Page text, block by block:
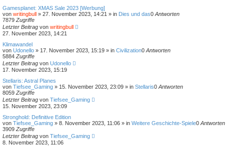
Gamesplanet: XMAS Sale 2023 [Werbung]
von writingbull » 27. November 2023, 14:21 » in Dies und das0 Antworten
7879 Zugriffe
Letzter Beitrag von writingbull
27. November 2023, 14:21
Klimawandel
von Udonello » 17. November 2023, 15:19 » in Civilization0 Antworten
5884 Zugriffe
Letzter Beitrag von Udonello
17. November 2023, 15:19
Stellaris: Astral Planes
von Tiefsee_Gaming » 15. November 2023, 23:09 » in Stellaris0 Antworten
8059 Zugriffe
Letzter Beitrag von Tiefsee_Gaming
15. November 2023, 23:09
Stronghold: Definitive Edition
von Tiefsee_Gaming » 8. November 2023, 11:06 » in Weitere Geschichte-Spiele0 Antworten
3909 Zugriffe
Letzter Beitrag von Tiefsee_Gaming
8. November 2023, 11:06